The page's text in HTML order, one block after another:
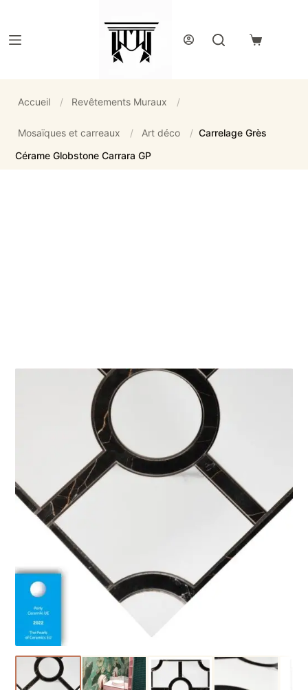
Panier
Accueil / Revêtements Muraux /
Mosaïques et carreaux / Art déco / Carrelage Grès
Cérame Globstone Carrara GP